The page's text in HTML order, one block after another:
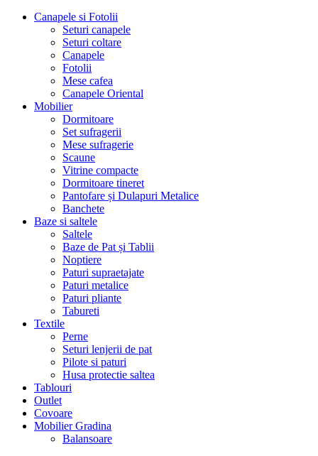
Canapele si Fotolii
Seturi canapele
Seturi coltare
Canapele
Fotolii
Mese cafea
Canapele Oriental
Mobilier
Dormitoare
Set sufragerii
Mese sufragerie
Scaune
Vitrine compacte
Dormitoare tineret
Pantofare și Dulapuri Metalice
Banchete
Baze si saltele
Saltele
Baze de Pat și Tablii
Noptiere
Paturi supraetajate
Paturi metalice
Paturi pliante
Tabureti
Textile
Perne
Seturi lenjerii de pat
Pilote si paturi
Husa protectie saltea
Tablouri
Outlet
Covoare
Mobilier Gradina
Balansoare